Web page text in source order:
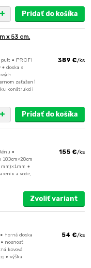
Pridať do košíka
x 53 cm,
• PROFI
doska s
zaťažení
konštrukcii
389 €/ks
Pridať do košíka
•
•
a vode,
155 €/ks
Zvoliť variant
horná doska
nosnosť:
kovová
• výška
54 €/ks